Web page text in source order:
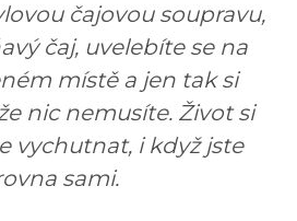
čajovou soupravu,
čaj, uvelebíte se na
místě a jen tak si
nic nemusíte. Život si
vychutnat, i když jste
sami.